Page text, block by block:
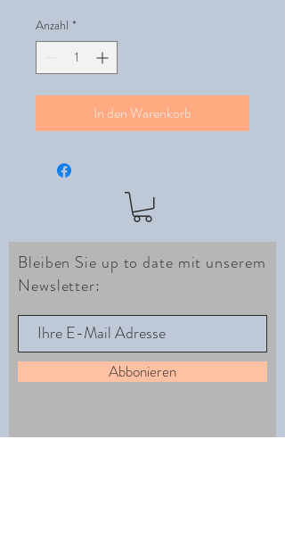
Anzahl *
In den Warenkorb
Bleiben Sie up to date mit unserem
Newsletter:
Abbonieren